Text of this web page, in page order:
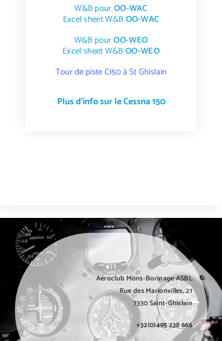
W&B pourOO-WAC
Excel sheet W&BOO-WAC
W&B pourOO-WEO
Excel sheet W&BOO-WEO
Tour de piste C150 à St Ghislain
Plus d'info sur le Cessna 150
Aéroclub Mons-Borinage ASBL
Rue des Marionvilles, 21
7330 Saint-Ghislain
+32(0)495 238 666